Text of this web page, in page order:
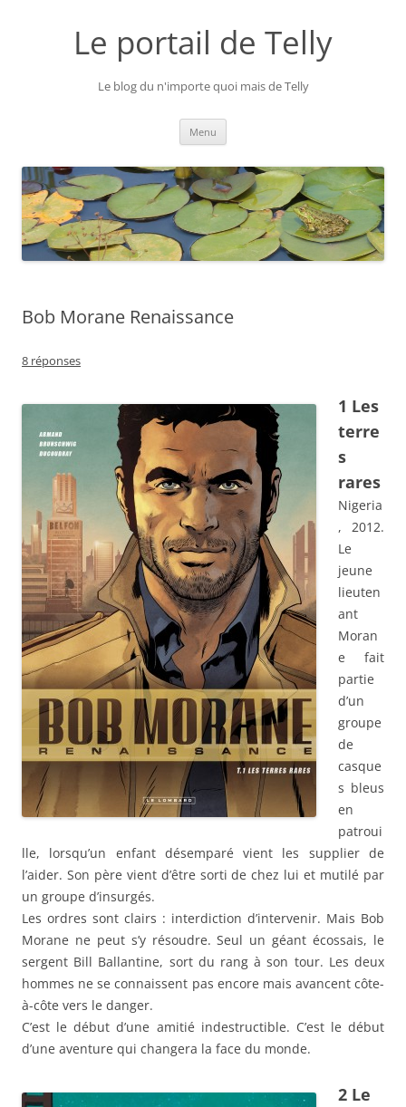
Le portail de Telly
Le blog du n'importe quoi mais de Telly
Menu
Bob Morane Renaissance
8 réponses
1 Les
terre
s
rares
Nigeria
, 2012.
Le
jeune
lieuten
ant
Moran
e fait
partie
d’un
groupe
de
casque
s bleus
en
patroui
lle, lorsqu’un enfant désemparé vient les supplier de
l’aider. Son père vient d’être sorti de chez lui et mutilé par
un groupe d’insurgés.
Les ordres sont clairs : interdiction d’intervenir. Mais Bob
Morane ne peut s’y résoudre. Seul un géant écossais, le
sergent Bill Ballantine, sort du rang à son tour. Les deux
hommes ne se connaissent pas encore mais avancent côte-
à-côte vers le danger.
C’est le début d’une amitié indestructible. C’est le début
d’une aventure qui changera la face du monde.
2 Le